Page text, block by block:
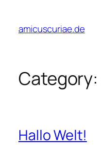
content
amicuscuriae.de
Category:
Hallo Welt!